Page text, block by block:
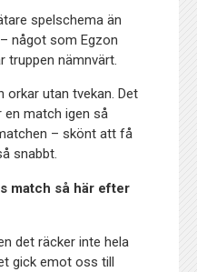
spelschema än
något som Egzon
truppen nämnvärt.
orkar utan tvekan. Det
en match igen så
– skönt att få
snabbt.
match så här efter
det räcker inte hela
gick emot oss till